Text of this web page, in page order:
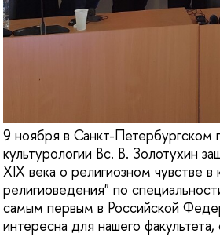
9 ноября в Санкт-
культурологии Вс. В. Золотухин
XIX века о религиозном чувстве
религиоведения" по
самым первым в Российской
интересна для нашего